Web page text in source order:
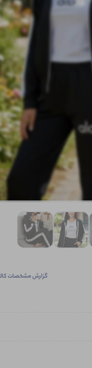
گزارش مشخصات کالا